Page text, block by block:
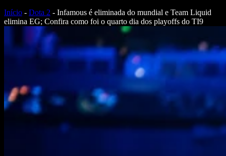
Início - Dota 2 - Infamous é eliminada do mundial e Team Liquid
elimina EG; Confira como foi o quarto dia dos playoffs do TI9